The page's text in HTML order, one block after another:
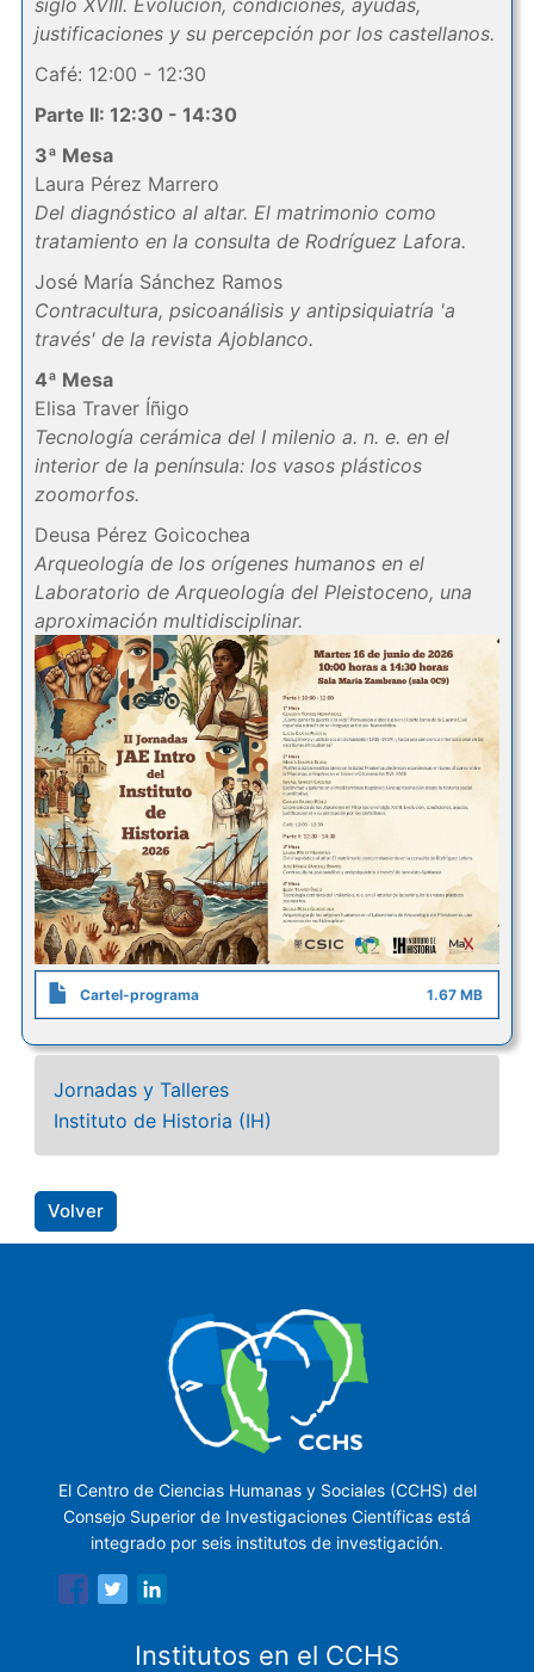
siglo XVIII. Evolución, condiciones, ayudas,
justificaciones y su percepción por los castellanos.
Café: 12:00 - 12:30
Parte II: 12:30 - 14:30
3ª Mesa
Laura Pérez Marrero
Del diagnóstico al altar. El matrimonio como
tratamiento en la consulta de Rodríguez Lafora.
José María Sánchez Ramos
Contracultura, psicoanálisis y antipsiquiatría 'a
través' de la revista Ajoblanco.
4ª Mesa
Elisa Traver Íñigo
Tecnología cerámica del I milenio a. n. e. en el
interior de la península: los vasos plásticos
zoomorfos.
Deusa Pérez Goicochea
Arqueología de los orígenes humanos en el
Laboratorio de Arqueología del Pleistoceno, una
aproximación multidisciplinar.
Cartel-programa 1.67 MB
Jornadas y Talleres
Instituto de Historia (IH)
Volver
El Centro de Ciencias Humanas y Sociales (CCHS) del
Consejo Superior de Investigaciones Científicas está
integrado por seis institutos de investigación.
Institutos en el CCHS